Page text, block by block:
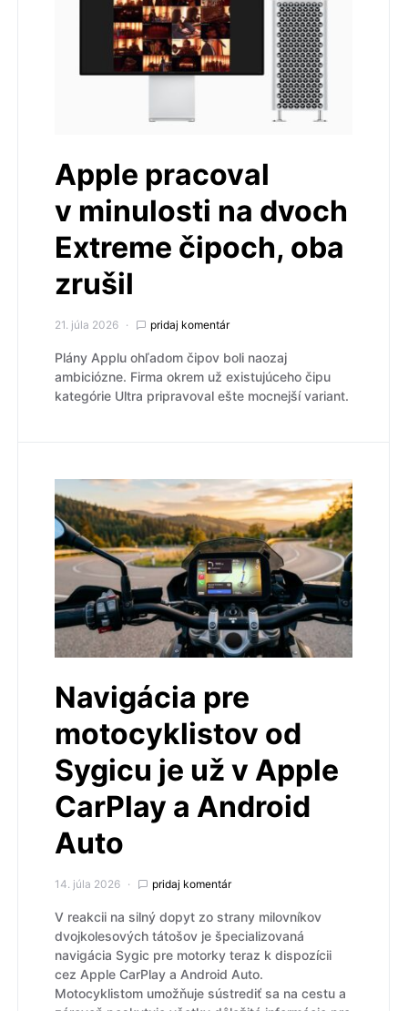
Apple pracoval
v minulosti na dvoch
Extreme čipoch, oba
zrušil
21. júla 2026 pridaj komentár
Plány Applu ohľadom čipov boli naozaj
ambiciózne. Firma okrem už existujúceho čipu
kategórie Ultra pripravoval ešte mocnejší variant.
Navigácia pre
motocyklistov od
Sygicu je už v Apple
CarPlay a Android
Auto
14. júla 2026 pridaj komentár
V reakcii na silný dopyt zo strany milovníkov
dvojkolesových tátošov je špecializovaná
navigácia Sygic pre motorky teraz k dispozícii
cez Apple CarPlay a Android Auto.
Motocyklistom umožňuje sústrediť sa na cestu a